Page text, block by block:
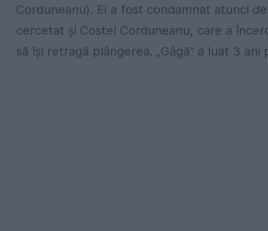
Corduneanu). El a fost condamnat atunci
cercetat și Costel Corduneanu, care a
să își retragă plângerea. „Gâgă” a luat 3